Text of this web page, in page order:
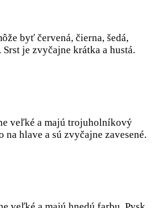
byť červená, čierna, šedá,
je zvyčajne krátka a hustá.
veľké a majú trojuholníkový
na hlave a sú zvyčajne zavesené.